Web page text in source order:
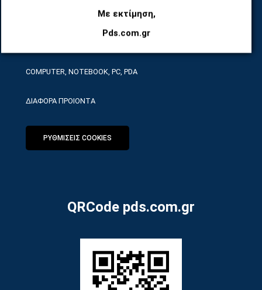
Με εκτίμηση,
Pds.com.gr
COMPUTER, NOTEBOOK, PC, PDA
ΔΙΑΦΟΡΑ ΠΡΟΙΟΝΤΑ
ΡΥΘΜΙΣΕΙΣ COOKIES
QRCode pds.com.gr